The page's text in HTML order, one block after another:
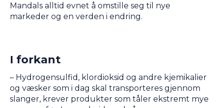
Mandals alltid evnet å omstille seg til nye
markeder og en verden i endring.
I forkant
– Hydrogensulfid, klordioksid og andre kjemikalier
og væsker som i dag skal transporteres gjennom
slanger, krever produkter som tåler ekstremt mye